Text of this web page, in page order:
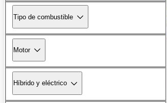
Tipo de combustible
Motor
Híbrido y eléctrico